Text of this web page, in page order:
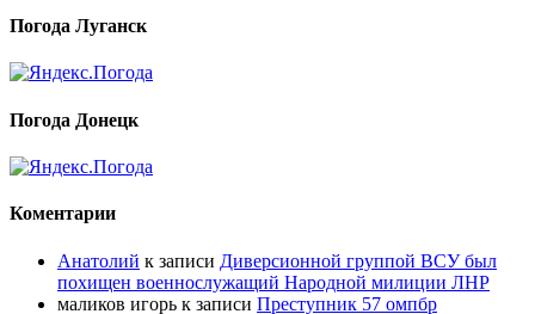
Погода Луганск
Погода Донецк
Коментарии
Анатолий к записи Диверсионной группой ВСУ был
похищен военнослужащий Народной милиции ЛНР
маликов игорь к записи Преступник 57 омпбр